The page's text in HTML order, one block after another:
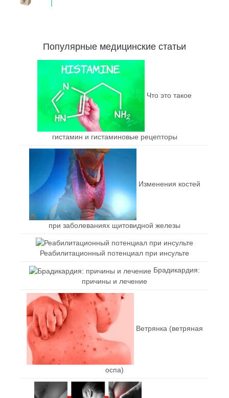
Популярные медицинские статьи
Что это такое
гистамин и гистаминовые рецепторы
Изменения костей
при заболеваниях щитовидной железы
Реабилитационный потенциал при инсульте
Брадикардия:
причины и лечение
Ветрянка (ветряная
оспа)